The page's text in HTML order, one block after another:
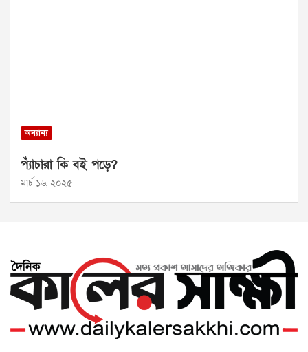
অন্যান্য
প্যাঁচারা কি বই পড়ে?
মার্চ ১৬, ২০২৫